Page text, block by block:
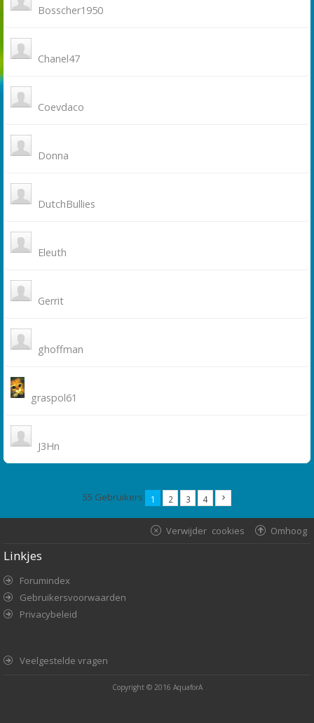
Bosscher1950
Chanel47
Coevdaco
Donna
DutchBullies
Eleuth
Gerrit
ghoffman
graspol61
J3Hn
55 Gebruikers 1 2 3 4
Omhoog
Verwijder cookies
Linkjes
Forumindex
Gebruikersvoorwaarden
Privacybeleid
Veelgestelde vragen
Copyright © 2016 AquaforA